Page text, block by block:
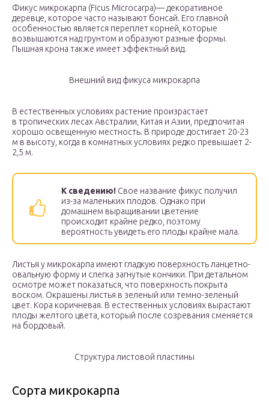
Фикус микрокарпа (Ficus Microcarpa)— декоративное
деревце, которое часто называют бонсай. Его главной
особенностью является переплет корней, которые
возвышаются над грунтом и образуют разные формы.
Пышная крона также имеет эффектный вид.
Внешний вид фикуса микрокарпа
В естественных условиях растение произрастает
в тропических лесах Австралии, Китая и Азии, предпочитая
хорошо освещенную местность. В природе достигает 20-23
м в высоту, когда в комнатных условиях редко превышает 2-
2,5 м.
К сведению! Свое название фикус получил
из-за маленьких плодов. Однако при
домашнем выращивании цветение
происходит крайне редко, поэтому
вероятность увидеть его плоды крайне мала.
Листья у микрокарпа имеют гладкую поверхность ланцетно-
овальную форму и слегка загнутые кончики. При детальном
осмотре может показаться, что поверхность покрыта
воском. Окрашены листья в зеленый или темно-зеленый
цвет. Кора коричневая. В естественных условиях вырастают
плоды желтого цвета, который после созревания сменяется
на бордовый.
Структура листовой пластины
Сорта микрокарпа